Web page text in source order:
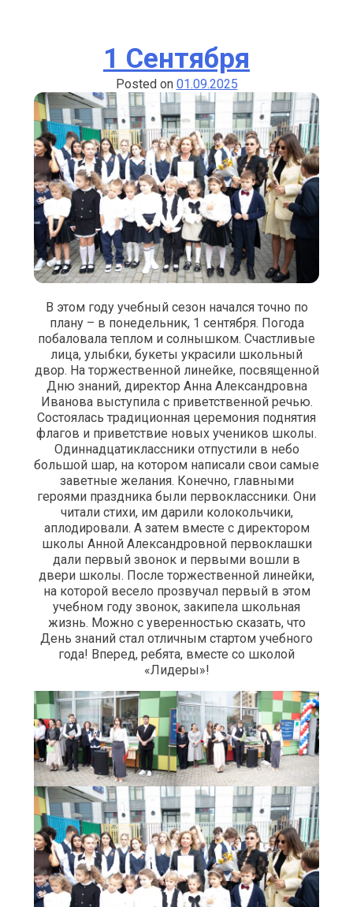
1 Сентября
Posted on 01.09.2025
В этом году учебный сезон начался точно по
плану – в понедельник, 1 сентября. Погода
побаловала теплом и солнышком. Счастливые
лица, улыбки, букеты украсили школьный
двор. На торжественной линейке, посвященной
Дню знаний, директор Анна Александровна
Иванова выступила с приветственной речью.
Состоялась традиционная церемония поднятия
флагов и приветствие новых учеников школы.
Одиннадцатиклассники отпустили в небо
большой шар, на котором написали свои самые
заветные желания. Конечно, главными
героями праздника были первоклассники. Они
читали стихи, им дарили колокольчики,
аплодировали. А затем вместе с директором
школы Анной Александровной первоклашки
дали первый звонок и первыми вошли в
двери школы. После торжественной линейки,
на которой весело прозвучал первый в этом
учебном году звонок, закипела школьная
жизнь. Можно с уверенностью сказать, что
День знаний стал отличным стартом учебного
года! Вперед, ребята, вместе со школой
«Лидеры»!